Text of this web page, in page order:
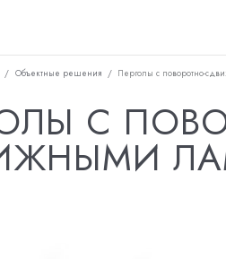
/ Объектные решения / Перголы с поворотно-
С